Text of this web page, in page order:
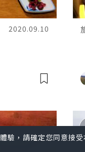
2020.09.10
，請確定您同意接受